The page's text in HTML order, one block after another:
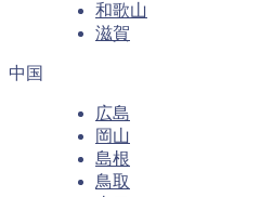
和歌山
滋賀
中国
広島
岡山
島根
鳥取